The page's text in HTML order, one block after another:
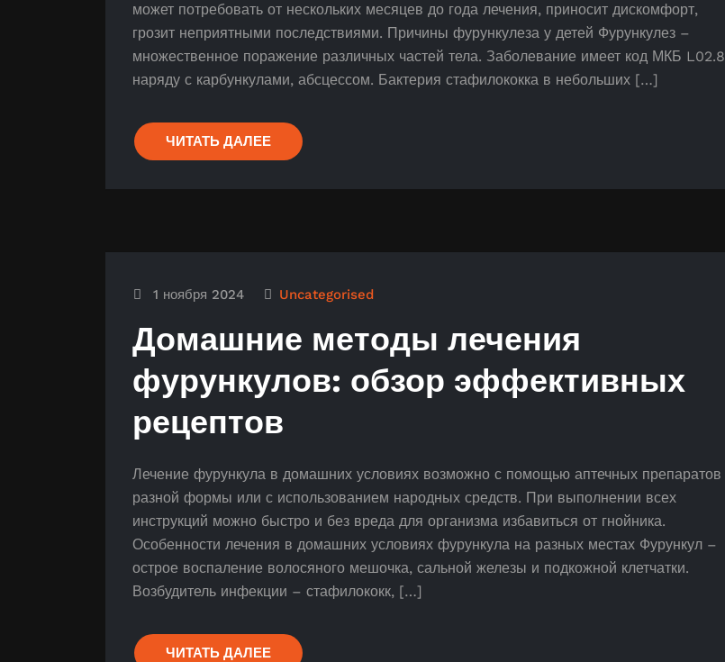
может потребовать от нескольких месяцев до года лечения, приносит дискомфорт,
грозит неприятными последствиями. Причины фурункулеза у детей Фурункулез –
множественное поражение различных частей тела. Заболевание имеет код МКБ L02.8
наряду с карбункулами, абсцессом. Бактерия стафилококка в небольших […]
ЧИТАТЬ ДАЛЕЕ
1 ноября 2024 Uncategorised
Домашние методы лечения
фурункулов: обзор эффективных
рецептов
Лечение фурункула в домашних условиях возможно с помощью аптечных препаратов
разной формы или с использованием народных средств. При выполнении всех
инструкций можно быстро и без вреда для организма избавиться от гнойника.
Особенности лечения в домашних условиях фурункула на разных местах Фурункул –
острое воспаление волосяного мешочка, сальной железы и подкожной клетчатки.
Возбудитель инфекции – стафилококк, […]
ЧИТАТЬ ДАЛЕЕ